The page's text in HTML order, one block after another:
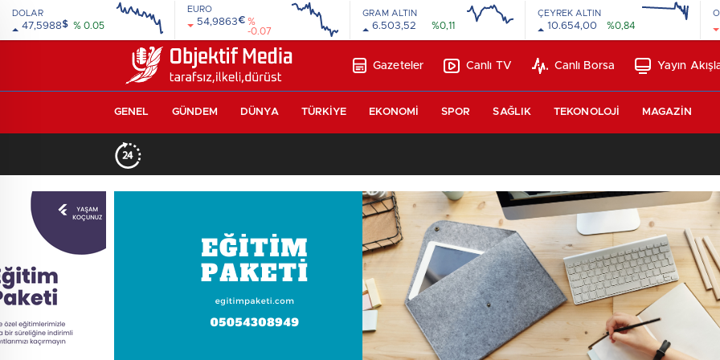
DOLAR
47,5988$ % 0.05
EURO
54,9863€ %
-0.07
GRAM ALTIN
6.503,52 %0,11
ÇEYREK ALTIN
10.654,00 %0,84
Gazeteler Canlı TV Canlı Borsa Yayın
GENEL GÜNDEM DÜNYA TÜRKIYE EKONOMI SPOR SAĞLIK TEKONOLOJI MAGAZIN